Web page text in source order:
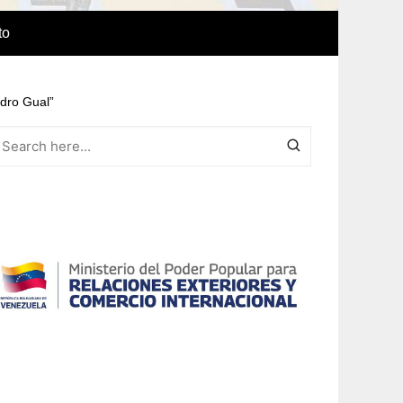
Colaboraciones de nuestro
Gual”